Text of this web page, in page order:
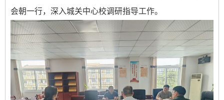
会朝一行，深入城关中心校调研指导工作。